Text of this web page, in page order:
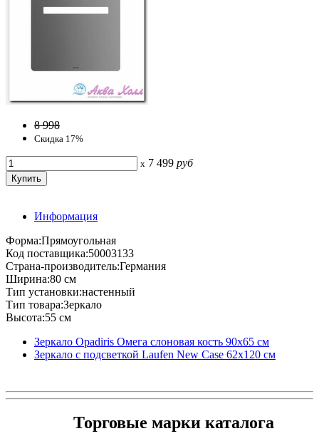
8 998
Скидка 17%
x 7 499 руб
Информация
Форма:Прямоугольная
Код поставщика:50003133
Страна-производитель:Германия
Ширина:80 см
Тип установки:настенный
Тип товара:Зеркало
Высота:55 см
Зеркало Opadiris Омега слоновая кость 90х65 см
Зеркало с подсветкой Laufen New Case 62х120 см
Торговые марки каталога